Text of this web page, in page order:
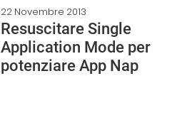
22 Novembre 2013
Resuscitare Single
Application Mode per
potenziare App Nap